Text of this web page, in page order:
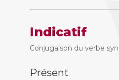
Indicatif
Conjugaison du verbe
Présent